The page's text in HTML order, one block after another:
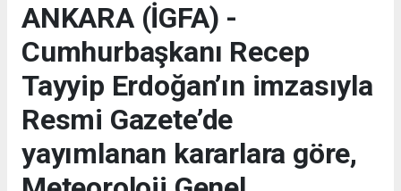
ANKARA (İGFA) -
Cumhurbaşkanı Recep
Tayyip Erdoğan’ın imzasıyla
Resmi Gazete’de
yayımlanan kararlara göre,